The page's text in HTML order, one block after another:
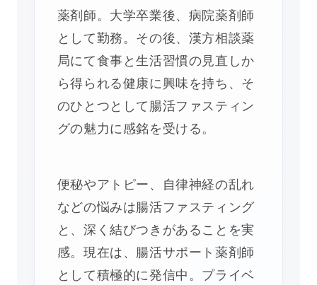
薬剤師。大学卒業後、病院薬剤師
として勤務。その後、漢方相談薬
局にて食事と生活習慣の見直しか
ら得られる健康に興味を持ち、そ
のひとつとして腸活ファスティン
グの魅力に感銘を受ける。
便秘やアトピー、自律神経の乱れ
などの悩みは腸活ファスティング
と、深く結びつきがあることを実
感。現在は、腸活サポート薬剤師
として積極的に発信中。プライベ